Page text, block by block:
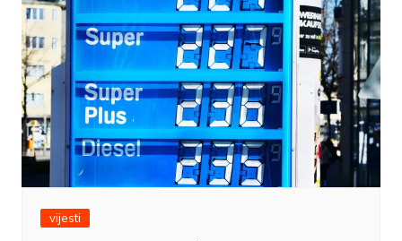
vijesti